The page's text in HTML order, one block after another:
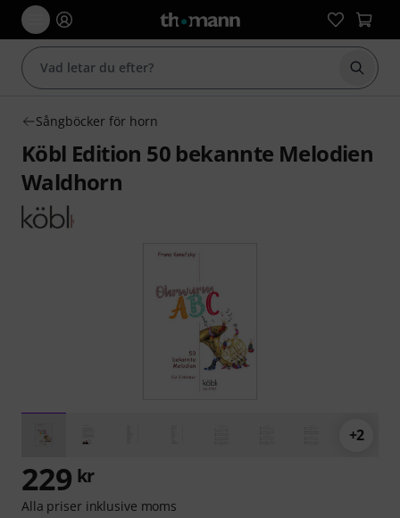
Börja
Sångböcker för horn
Köbl Edition 50 bekannte Melodien
Waldhorn
+2
229 kr
Alla priser inklusive moms